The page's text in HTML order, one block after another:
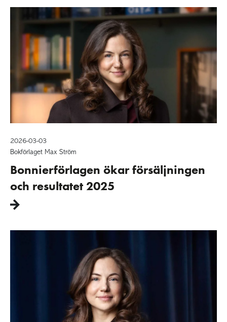
2026-03-03
Bokförlaget Max Ström
Bonnierförlagen ökar försäljningen
och resultatet 2025